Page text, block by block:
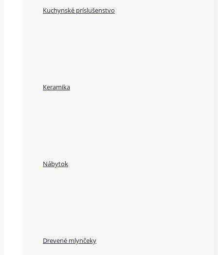
Kuchynské príslušenstvo
Keramika
Nábytok
Drevené mlynčeky